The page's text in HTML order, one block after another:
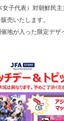
子代表）対朝鮮民
売いたします。
地が入った限定デザ